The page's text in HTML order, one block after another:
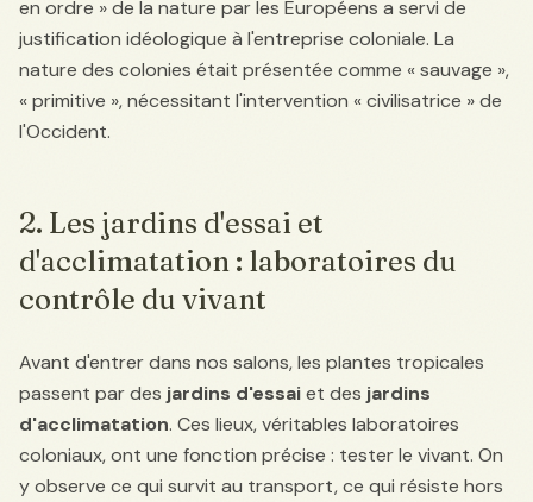
en ordre » de la nature par les Européens a servi de
justification idéologique à l'entreprise coloniale. La
nature des colonies était présentée comme « sauvage »,
« primitive », nécessitant l'intervention « civilisatrice » de
l'Occident.
2. Les jardins d'essai et
d'acclimatation : laboratoires du
contrôle du vivant
Avant d'entrer dans nos salons, les plantes tropicales
passent par des jardins d'essaiet des jardins
d'acclimatation. Ces lieux, véritables laboratoires
coloniaux, ont une fonction précise : tester le vivant. On
y observe ce qui survit au transport, ce qui résiste hors